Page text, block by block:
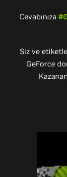
Cevabınıza
Siz ve
GeForce